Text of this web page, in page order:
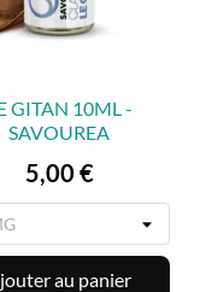
GITAN 10ML -
SAVOUREA
Prix
5,00 €
au panier